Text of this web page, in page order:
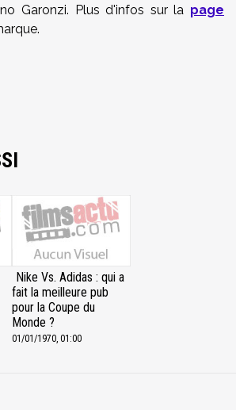
Garonzi. Plus d'infos sur la page
Nike Vs. Adidas : qui a
fait la meilleure pub
pour la Coupe du
Monde ?
01/01/1970, 01:00